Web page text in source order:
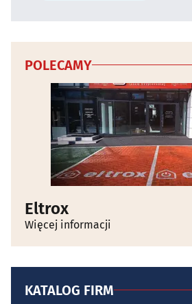
POLECAMY
Eltrox
Więcej informacji
KATALOG FIRM